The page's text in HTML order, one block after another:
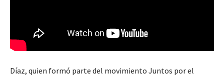
Díaz, quien formó parte del movimiento Juntos por el